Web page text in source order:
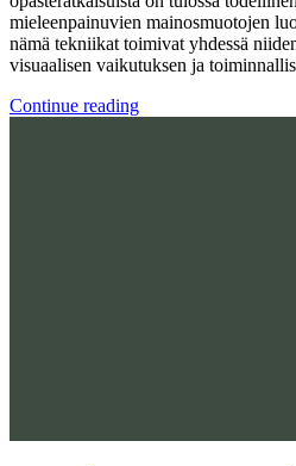
mieleenpainuvien mainosmuotojen
nämä tekniikat toimivat yhdessä
visuaalisen vaikutuksen ja
Continue reading